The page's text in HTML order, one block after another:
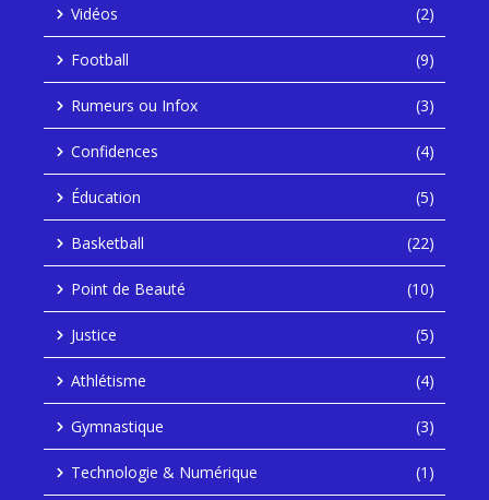
Vidéos (2)
Football (9)
Rumeurs ou Infox (3)
Confidences (4)
Éducation (5)
Basketball (22)
Point de Beauté (10)
Justice (5)
Athlétisme (4)
Gymnastique (3)
Technologie & Numérique (1)